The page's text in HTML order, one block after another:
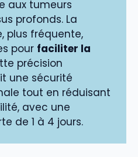
aux tumeurs
profonds. La
plus fréquente,
pour faciliter la
précision
une sécurité
tout en réduisant
avec une
de 1 à 4 jours.